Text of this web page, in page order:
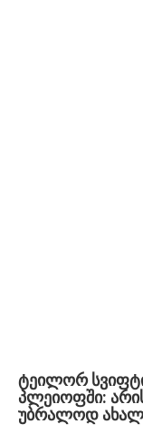
ტეილორ
პლეიოფში:
უბრალოდ